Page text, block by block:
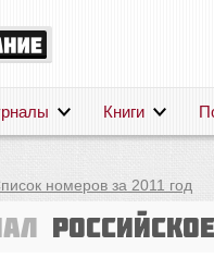
Книги
номеров за 2011 год